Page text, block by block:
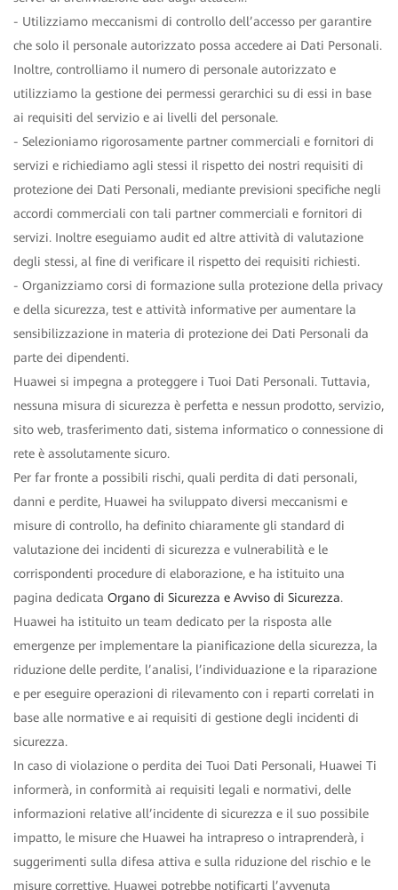
- Utilizziamo meccanismi di controllo dell’accesso per garantire
che solo il personale autorizzato possa accedere ai Dati Personali.
Inoltre, controlliamo il numero di personale autorizzato e
utilizziamo la gestione dei permessi gerarchici su di essi in base
ai requisiti del servizio e ai livelli del personale.
- Selezioniamo rigorosamente partner commerciali e fornitori di
servizi e richiediamo agli stessi il rispetto dei nostri requisiti di
protezione dei Dati Personali, mediante previsioni specifiche negli
accordi commerciali con tali partner commerciali e fornitori di
servizi. Inoltre eseguiamo audit ed altre attività di valutazione
degli stessi, al fine di verificare il rispetto dei requisiti richiesti.
- Organizziamo corsi di formazione sulla protezione della privacy
e della sicurezza, test e attività informative per aumentare la
sensibilizzazione in materia di protezione dei Dati Personali da
parte dei dipendenti.
Huawei si impegna a proteggere i Tuoi Dati Personali. Tuttavia,
nessuna misura di sicurezza è perfetta e nessun prodotto, servizio,
sito web, trasferimento dati, sistema informatico o connessione di
rete è assolutamente sicuro.
Per far fronte a possibili rischi, quali perdita di dati personali,
danni e perdite, Huawei ha sviluppato diversi meccanismi e
misure di controllo, ha definito chiaramente gli standard di
valutazione dei incidenti di sicurezza e vulnerabilità e le
corrispondenti procedure di elaborazione, e ha istituito una
pagina dedicata Organo di Sicurezza e Avviso di Sicurezza.
Huawei ha istituito un team dedicato per la risposta alle
emergenze per implementare la pianificazione della sicurezza, la
riduzione delle perdite, l’analisi, l’individuazione e la riparazione
e per eseguire operazioni di rilevamento con i reparti correlati in
base alle normative e ai requisiti di gestione degli incidenti di
sicurezza.
In caso di violazione o perdita dei Tuoi Dati Personali, Huawei Ti
informerà, in conformità ai requisiti legali e normativi, delle
informazioni relative all’incidente di sicurezza e il suo possibile
impatto, le misure che Huawei ha intrapreso o intraprenderà, i
suggerimenti sulla difesa attiva e sulla riduzione del rischio e le
misure correttive. Huawei potrebbe notificarti l’avvenuta